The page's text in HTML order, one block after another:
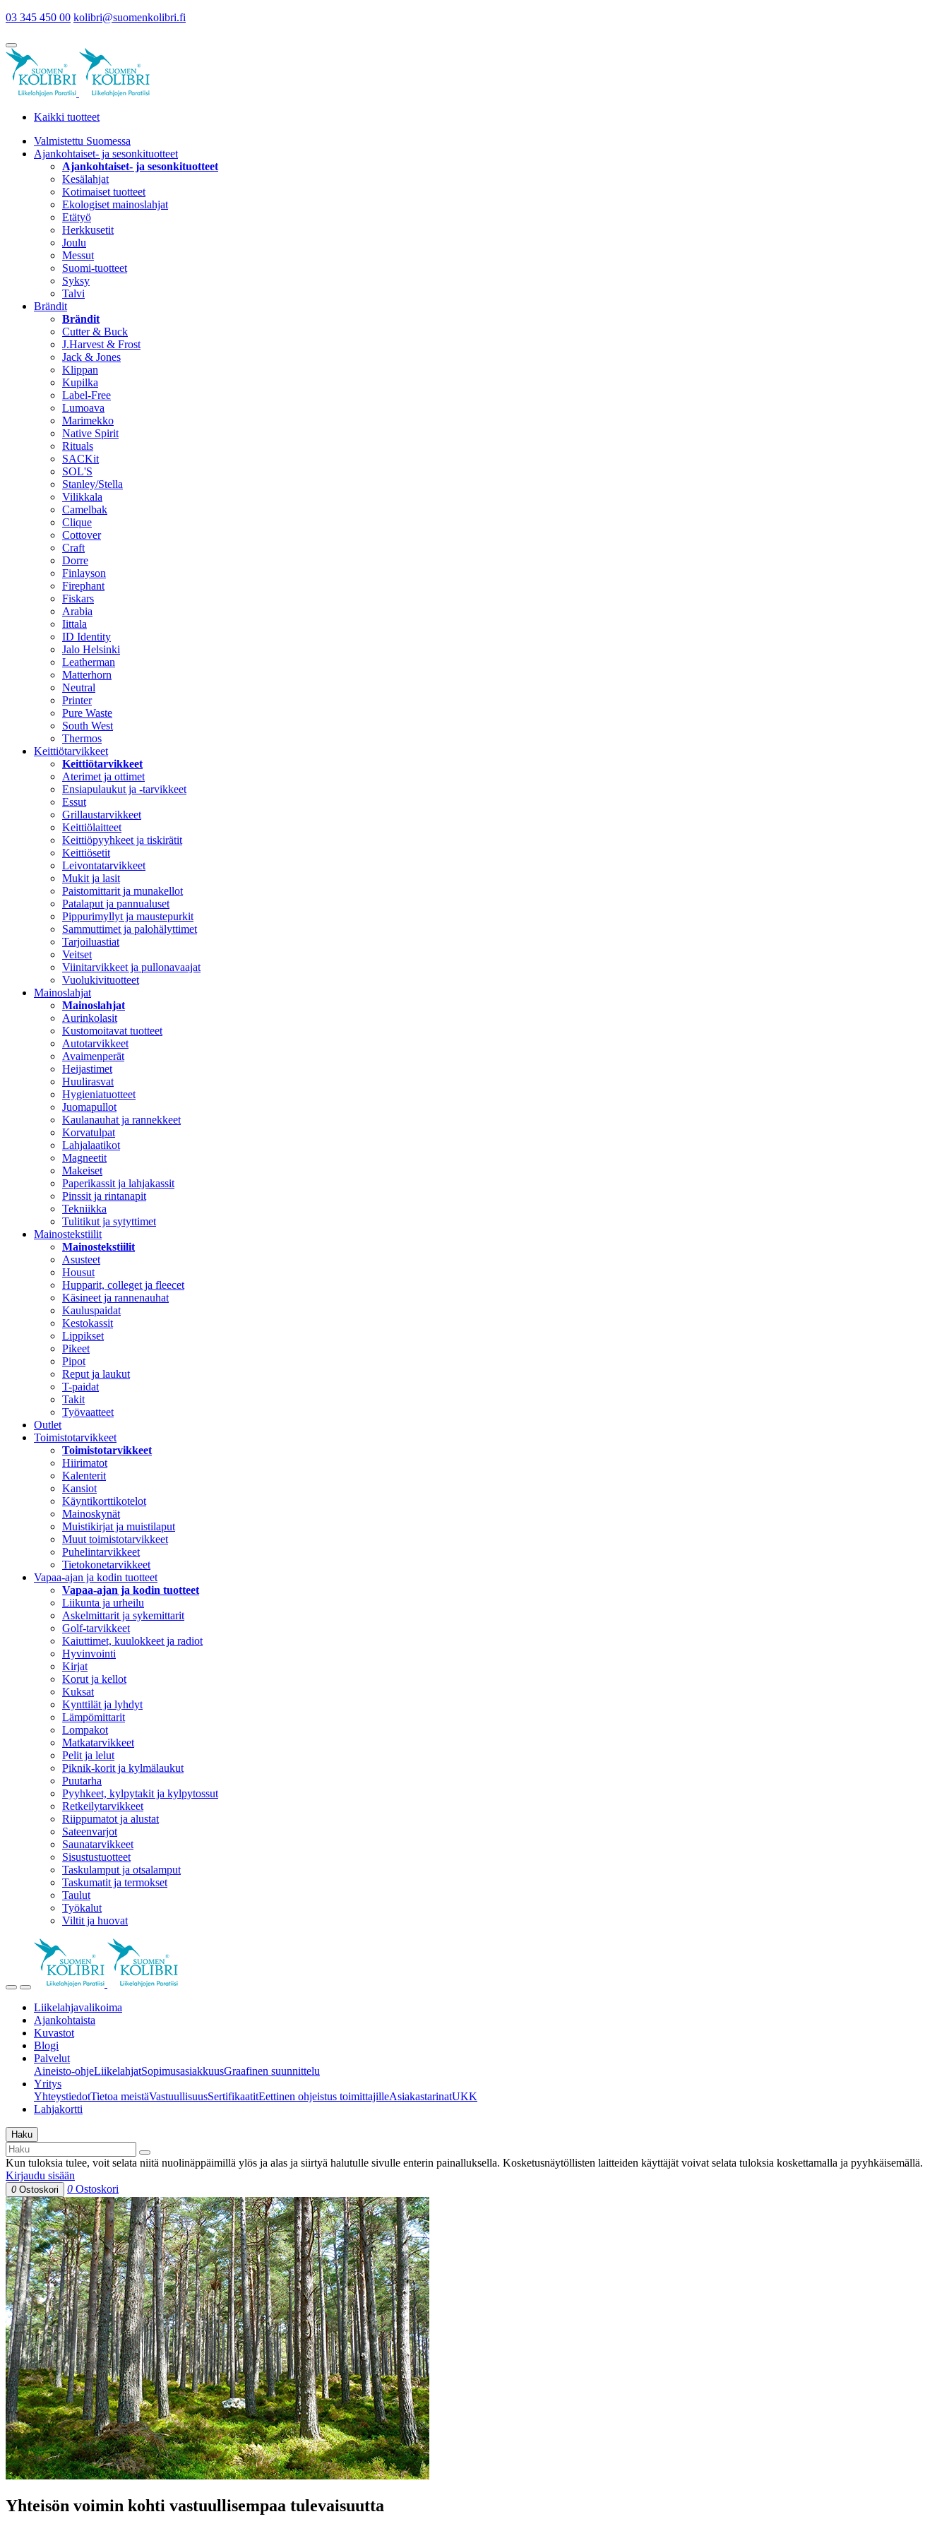
03 345 450 00 kolibri@suomenkolibri.fi
Kaikki tuotteet
Valmistettu Suomessa
Ajankohtaiset- ja sesonkituotteet
Ajankohtaiset- ja sesonkituotteet
Kesälahjat
Kotimaiset tuotteet
Ekologiset mainoslahjat
Etätyö
Herkkusetit
Joulu
Messut
Suomi-tuotteet
Syksy
Talvi
Brändit
Brändit
Cutter & Buck
J.Harvest & Frost
Jack & Jones
Klippan
Kupilka
Label-Free
Lumoava
Marimekko
Native Spirit
Rituals
SACKit
SOL'S
Stanley/Stella
Vilikkala
Camelbak
Clique
Cottover
Craft
Dorre
Finlayson
Firephant
Fiskars
Arabia
Iittala
ID Identity
Jalo Helsinki
Leatherman
Matterhorn
Neutral
Printer
Pure Waste
South West
Thermos
Keittiötarvikkeet
Keittiötarvikkeet
Aterimet ja ottimet
Ensiapulaukut ja -tarvikkeet
Essut
Grillaustarvikkeet
Keittiölaitteet
Keittiöpyyhkeet ja tiskirätit
Keittiösetit
Leivontatarvikkeet
Mukit ja lasit
Paistomittarit ja munakellot
Patalaput ja pannualuset
Pippurimyllyt ja maustepurkit
Sammuttimet ja palohälyttimet
Tarjoiluastiat
Veitset
Viinitarvikkeet ja pullonavaajat
Vuolukivituotteet
Mainoslahjat
Mainoslahjat
Aurinkolasit
Kustomoitavat tuotteet
Autotarvikkeet
Avaimenperät
Heijastimet
Huulirasvat
Hygieniatuotteet
Juomapullot
Kaulanauhat ja rannekkeet
Korvatulpat
Lahjalaatikot
Magneetit
Makeiset
Paperikassit ja lahjakassit
Pinssit ja rintanapit
Tekniikka
Tulitikut ja sytyttimet
Mainostekstiilit
Mainostekstiilit
Asusteet
Housut
Hupparit, colleget ja fleecet
Käsineet ja rannenauhat
Kauluspaidat
Kestokassit
Lippikset
Pikeet
Pipot
Reput ja laukut
T-paidat
Takit
Työvaatteet
Outlet
Toimistotarvikkeet
Toimistotarvikkeet
Hiirimatot
Kalenterit
Kansiot
Käyntikorttikotelot
Mainoskynät
Muistikirjat ja muistilaput
Muut toimistotarvikkeet
Puhelintarvikkeet
Tietokonetarvikkeet
Vapaa-ajan ja kodin tuotteet
Vapaa-ajan ja kodin tuotteet
Liikunta ja urheilu
Askelmittarit ja sykemittarit
Golf-tarvikkeet
Kaiuttimet, kuulokkeet ja radiot
Hyvinvointi
Kirjat
Korut ja kellot
Kuksat
Kynttilät ja lyhdyt
Lämpömittarit
Lompakot
Matkatarvikkeet
Pelit ja lelut
Piknik-korit ja kylmälaukut
Puutarha
Pyyhkeet, kylpytakit ja kylpytossut
Retkeilytarvikkeet
Riippumatot ja alustat
Sateenvarjot
Saunatarvikkeet
Sisustustuotteet
Taskulamput ja otsalamput
Taskumatit ja termokset
Taulut
Työkalut
Viltit ja huovat
Liikelahjavalikoima
Ajankohtaista
Kuvastot
Blogi
Palvelut
Aineisto-ohjeLiikelahjatSopimusasiakkuusGraafinen suunnittelu
Yritys
YhteystiedotTietoa meistäVastuullisuusSertifikaatitEettinen ohjeistus toimittajilleAsiakastarinatUKK
Lahjakortti
Haku
Kun tuloksia tulee, voit selata niitä nuolinäppäimillä ylös ja alas ja siirtyä halutulle sivulle enterin painalluksella. Kosketusnäytöllisten laitteiden käyttäjät voivat selata tuloksia koskettamalla ja pyyhkäisemällä.
Kirjaudu sisään
0 Ostoskori 0 Ostoskori
Yhteisön voimin kohti vastuullisempaa tulevaisuutta